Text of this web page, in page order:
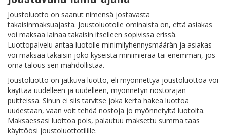
Joustoluotto on saanut nimensä jostavasta
takaisinmaksuajasta. Joustoluotolle ominaista on, että asiakas
voi maksaa lainaa takaisin itselleen sopivissa erissä.
Luottopalvelu antaa luotolle minimilyhennysmäärän ja asiakas
voi maksaa takaisin joko kyseistä minimierää tai enemmän, jos
oma talous sen mahdollistaa.
Joustoluotto on jatkuva luotto, eli myönnettyä joustoluottoa voi
käyttää uudelleen ja uudelleen, myönnetyn nostorajan
puitteissa. Sinun ei siis tarvitse joka kerta hakea luottoa
uudestaan, vaan voit tehdä nostoja jo myönnetyltä luotolta.
Maksaessasi luottoa pois, palautuu maksettu summa taas
käyttöösi joustoluottotilille.